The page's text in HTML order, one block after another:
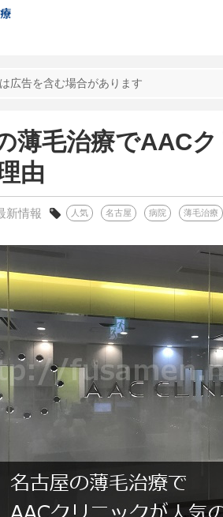
広告を含む場合があります
薄毛治療でAAC
由
新情報 人気 名古屋 病院 薄毛治療